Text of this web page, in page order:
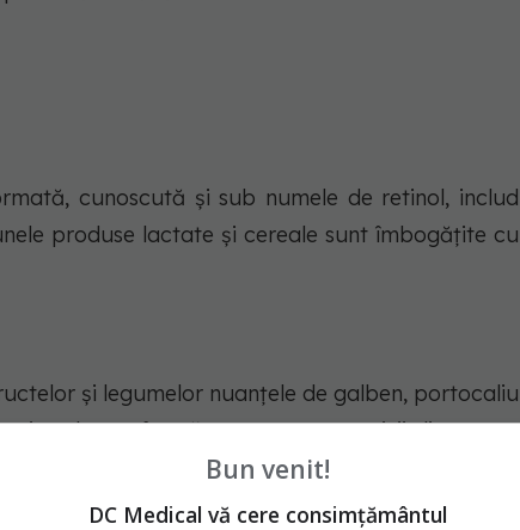
cunoscută și sub numele de retinol, includ
produse lactate și cereale sunt îmbogățite cu
și legumelor nuanțele de galben, portocaliu
transformă treptat carotenoizii din aceste
este cel mai răspândit tip de carotenoid.
Bun venit!
DC Medical vă cere consimțământul